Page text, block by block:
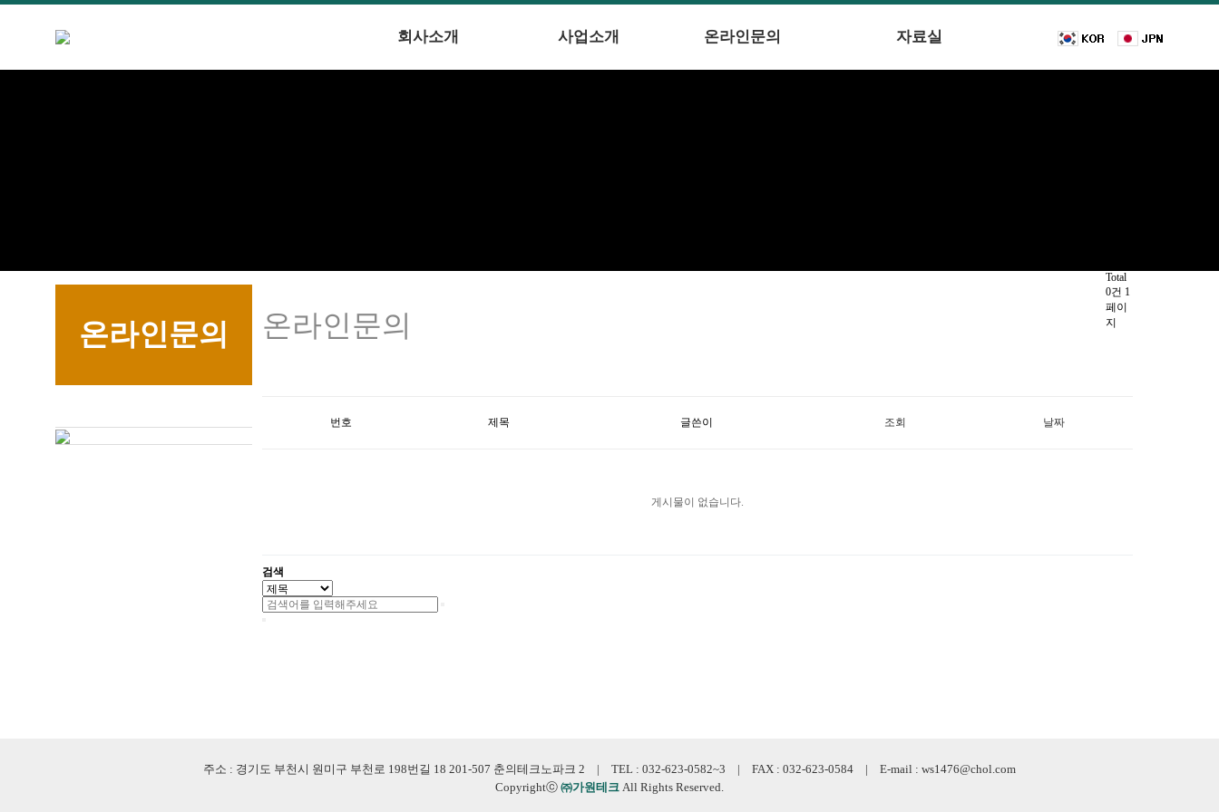
회사소개 사업소개 온라인문의 자료실
온라인문의 온라인문의
Total
0건 1
페이
지
번호 제목 글쓴이 조회 날짜
게시물이 없습니다.
검색
주소 : 경기도 부천시 원미구 부천로 198번길 18 201-507 춘의테크노파크 2 | TEL : 032-623-0582~3 | FAX : 032-623-0584 | E-mail : ws1476@chol.com
Copyrightⓒ ㈜가원테크 All Rights Reserved.